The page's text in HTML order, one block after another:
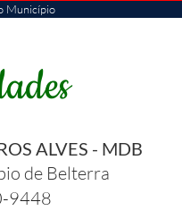
Município
ALVES - MDB
de Belterra
9448